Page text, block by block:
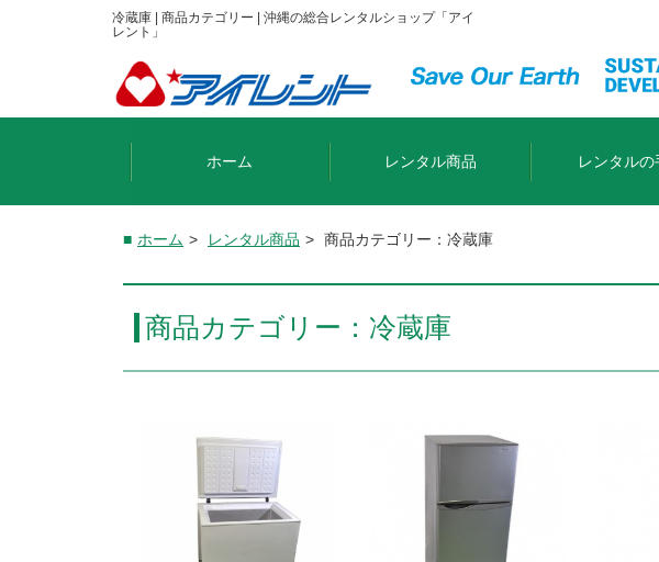
冷蔵庫 | 商品カテゴリー | 沖縄の総合レンタルショップ「アイ
レント」
ホーム レンタル商品 レンタルの
ホーム > レンタル商品 > 商品カテゴリー：冷蔵庫
商品カテゴリー：冷蔵庫